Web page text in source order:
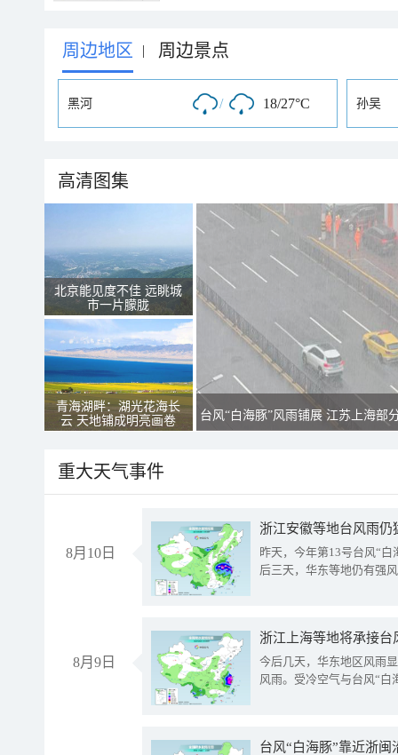
周边地区 | 周边景点
黑河 / 18/27°C 孙吴
高清图集
北京能见度不佳 远眺城
市一片朦胧
青海湖畔：湖光花海长
云 天地铺成明亮画卷
台风“白海豚”风雨铺展 江苏上海部
重大天气事件
8月10日
浙江安徽等地台风雨
昨天，今年第13号台风“
后三天，华东等地仍有强
8月9日
浙江上海等地将承接台
今后几天，华东地区风雨
风雨。受冷空气与台风“白
台风“白海豚”靠近浙